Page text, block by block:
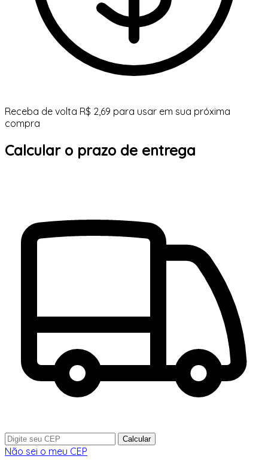
Receba de volta R$ 2,69 para usar em sua próxima
compra
Calcular o prazo de entrega
Calcular
Não sei o meu CEP